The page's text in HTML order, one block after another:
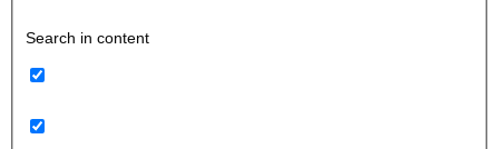
Search in content